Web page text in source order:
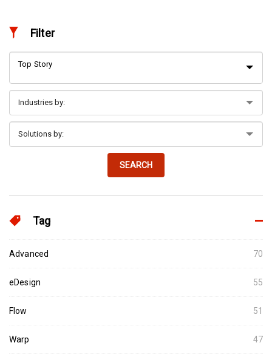
Filter
Top Story
SEARCH
Tag
Advanced 70
eDesign 55
Flow 51
Warp 47